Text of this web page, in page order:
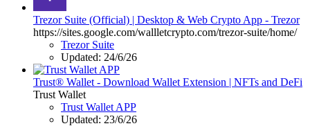
Trezor Suite (Official) | Desktop & Web Crypto App - Trezor
https://sites.google.com/wallletcrypto.com/trezor-suite/home/
Trezor Suite
Updated: 24/6/26
Trust® Wallet - Download Wallet Extension | NFTs and DeFi
Trust Wallet
Trust Wallet APP
Updated: 23/6/26